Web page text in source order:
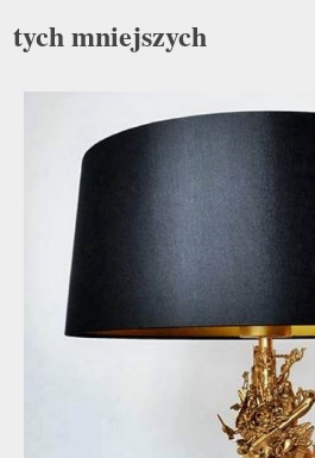
tych mniejszych